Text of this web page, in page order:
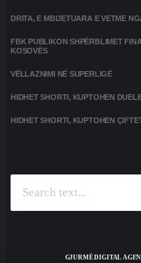
DRITA, E MBIJETUARA E VETME
FBK PUBLIKON SHPËRBLIMET
KOSOVËS
VËLLAZNIMI NË SUPERLIGË
HIDHET SHORTI, KUPTOHEN
HIDHET SHORTI, KUPTOHEN
GJURMË DIGITAL